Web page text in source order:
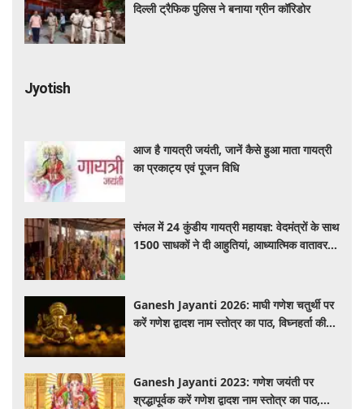
दिल्ली ट्रैफिक पुलिस ने बनाया ग्रीन कॉरिडोर
Jyotish
आज है गायत्री जयंती, जानें कैसे हुआ माता गायत्री
का प्रकाट्य एवं पूजन विधि
संभल में 24 कुंडीय गायत्री महायज्ञ: वेदमंत्रों के साथ
1500 साधकों ने दी आहुतियां, आध्यात्मिक वातावरण
Ganesh Jayanti 2026: माघी गणेश चतुर्थी पर
करें गणेश द्वादश नाम स्तोत्र का पाठ, विघ्नहर्ता की
Ganesh Jayanti 2023: गणेश जयंती पर
श्रद्धापूर्वक करें गणेश द्वादश नाम स्तोत्र का पाठ,